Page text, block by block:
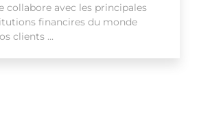
collabore avec les principales
financires du monde
clients ...